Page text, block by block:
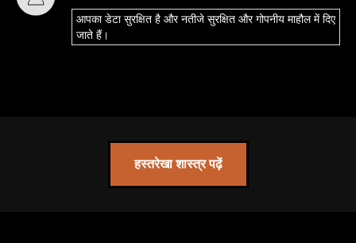
आपका डेटा सुरक्षित है और नतीजे सुरक्षित और गोपनीय माहौल में दिए
जाते हैं।
हस्तरेखा शास्त्र पढ़ें